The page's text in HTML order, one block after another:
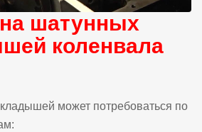
шатунных
коленвала
может потребоваться по